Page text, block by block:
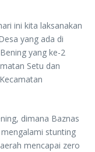
ini kita laksanakan
yang ada di
yang ke-2
Setu dan
dimana Baznas
stunting
mencapai zero